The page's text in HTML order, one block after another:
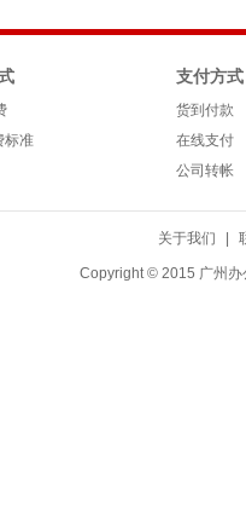
标准
支付方式
货到付款
在线支付
公司转帐
关于我们
Copyright © 2015 广州办